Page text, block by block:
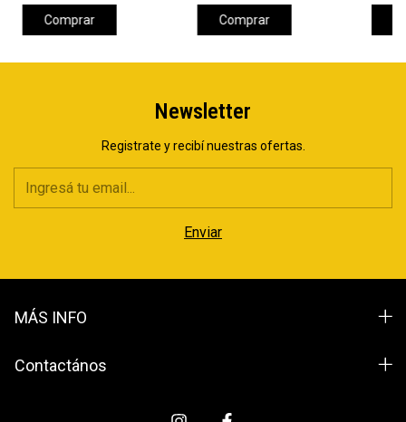
Comprar Comprar
Newsletter
Registrate y recibí nuestras ofertas.
MÁS INFO
Contactános